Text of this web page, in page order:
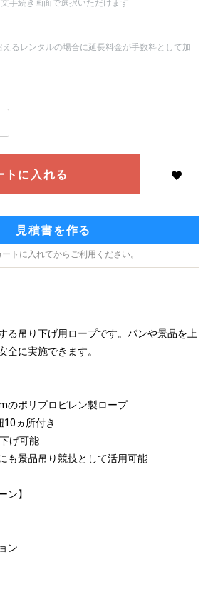
手続き画面で選択いただけます
るレンタルの場合に延長料金が手数料として加
トに入れる
見積書を作る
トに入れてからご利用ください。
る吊り下げ用ロープです。パンや景品を上
全に実施できます。
のポリプロピレン製ロープ
10ヵ所付き
げ可能
も景品吊り競技として活用可能
ン】
ン